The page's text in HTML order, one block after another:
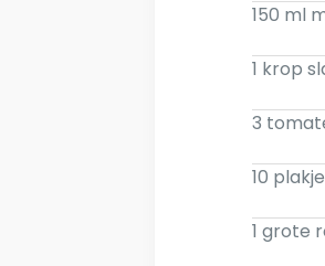
150 ml
1 krop
3
10
1 grote